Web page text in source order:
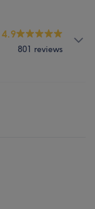
4.9
801 reviews